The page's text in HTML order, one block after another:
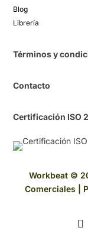
Blog​
Librería​
Términos y
Contacto
Certificación ISO
Workbeat ©
Comerciales